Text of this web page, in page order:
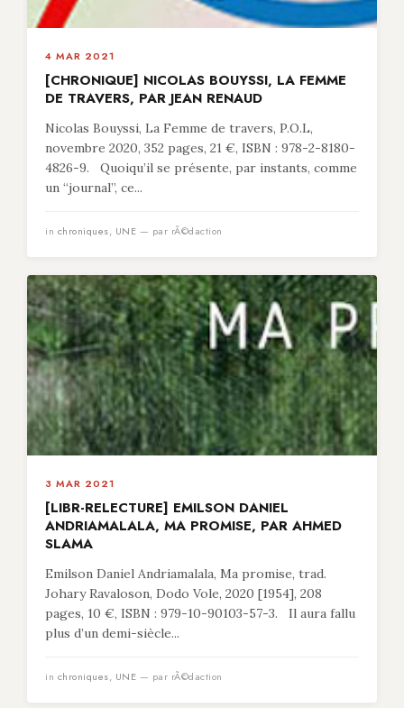
4 MAR 2021
[CHRONIQUE] NICOLAS BOUYSSI, LA FEMME
DE TRAVERS, PAR JEAN RENAUD
Nicolas Bouyssi, La Femme de travers, P.O.L,
novembre 2020, 352 pages, 21 €, ISBN : 978-2-8180-
4826-9. Quoiqu’il se présente, par instants, comme
un “journal”, ce...
in chroniques, UNE — par rÃ©daction
3 MAR 2021
[LIBR-RELECTURE] EMILSON DANIEL
ANDRIAMALALA, MA PROMISE, PAR AHMED
SLAMA
Emilson Daniel Andriamalala, Ma promise, trad.
Johary Ravaloson, Dodo Vole, 2020 [1954], 208
pages, 10 €, ISBN : 979-10-90103-57-3. Il aura fallu
plus d’un demi-siècle...
in chroniques, UNE — par rÃ©daction